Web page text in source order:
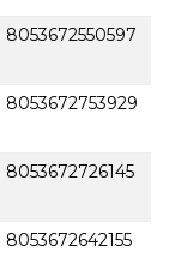
8053672550597
8053672753929
8053672726145
8053672642155